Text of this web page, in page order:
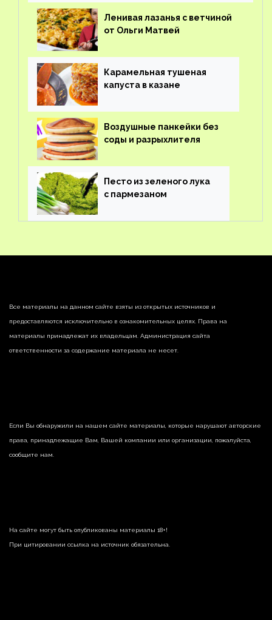
Ленивая лазанья с ветчиной
от Ольги Матвей
Карамельная тушеная
капуста в казане
Воздушные панкейки без
соды и разрыхлителя
Песто из зеленого лука
с пармезаном
Все материалы на данном сайте взяты из открытых источников и
предоставляются исключительно в ознакомительных целях. Права на
материалы принадлежат их владельцам. Администрация сайта
ответственности за содержание материала не несет.
Если Вы обнаружили на нашем сайте материалы, которые нарушают авторские
права, принадлежащие Вам, Вашей компании или организации, пожалуйста,
сообщите нам.
На сайте могут быть опубликованы материалы 18+!
При цитировании ссылка на источник обязательна.